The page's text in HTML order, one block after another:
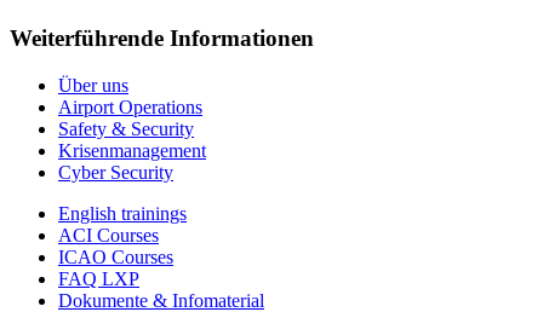
Weiterführende Informationen
Über uns
Airport Operations
Safety & Security
Krisenmanagement
Cyber Security
English trainings
ACI Courses
ICAO Courses
FAQ LXP
Dokumente & Infomaterial